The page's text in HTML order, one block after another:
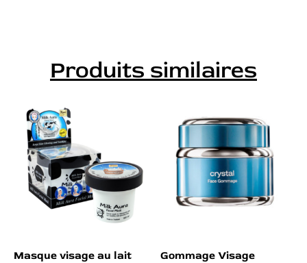
Produits similaires
Masque visage au lait
Gommage Visage